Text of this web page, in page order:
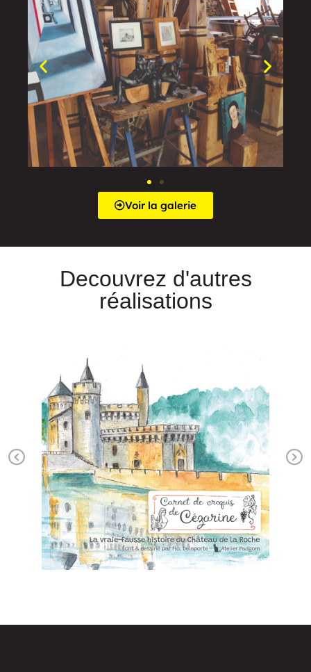
Voir la galerie
Decouvrez d'autres
réalisations
Previous